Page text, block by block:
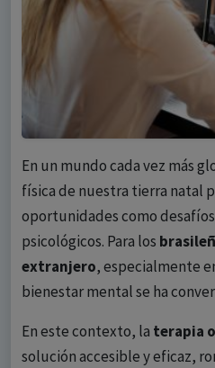
En un mundo cada vez más
física de nuestra tierra natal
oportunidades como
psicológicos. Para los
extranjero, especialmente
bienestar mental se ha
En este contexto, la terapia
solución accesible y eficaz,